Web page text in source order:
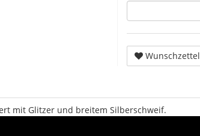
Wunschzettel
mit Glitzer und breitem Silberschweif.